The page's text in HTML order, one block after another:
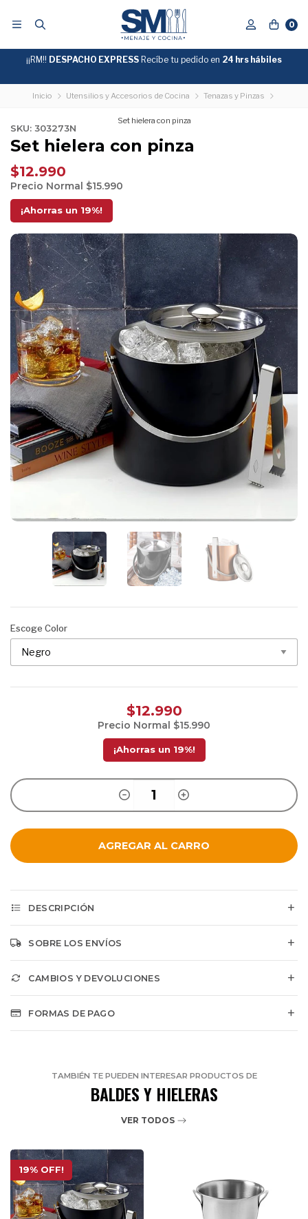
0
GRATIS
SOBRE
¡¡RM!! DESPACHO EXPRESS Recíbe tu pedido en 24 hrs hábiles
Inicio Utensilios y Accesorios de Cocina Tenazas y Pinzas
Set hielera con pinza
SKU: 303273N
Set hielera con pinza
$12.990
Precio Normal $15.990
¡Ahorras un 19%!
Escoge Color
$12.990
Precio Normal $15.990
¡Ahorras un 19%!
AGREGAR AL CARRO
DESCRIPCIÓN
SOBRE LOS ENVÍOS
CAMBIOS Y DEVOLUCIONES
FORMAS DE PAGO
TAMBIÉN TE PUEDEN INTERESAR PRODUCTOS DE
BALDES Y HIELERAS
VER TODOS
19% OFF!